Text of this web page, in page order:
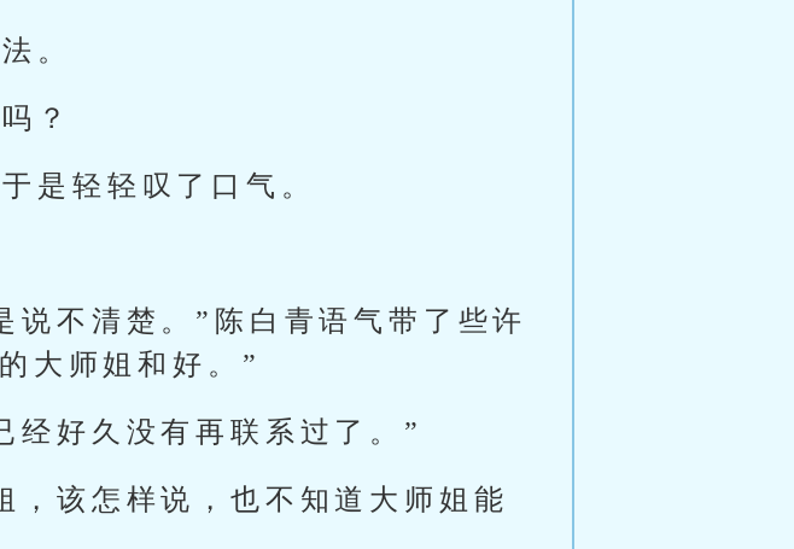
。
？
是轻轻叹了口气。
说不清楚。”陈白青语气带了些许
大师姐和好。”
经好久没有再联系过了。”
，该怎样说，也不知道大师姐能